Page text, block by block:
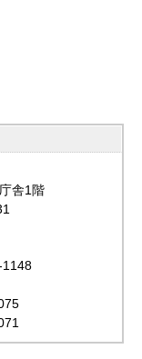
舎1階
1148